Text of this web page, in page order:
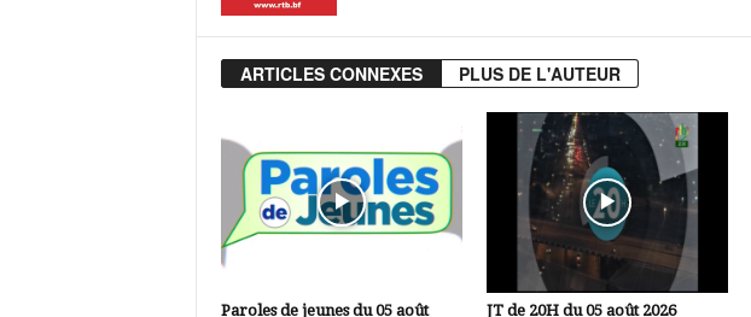
ARTICLES CONNEXES PLUS DE L'AUTEUR
Paroles de jeunes du 05 août
JT de 20H du 05 août 2026